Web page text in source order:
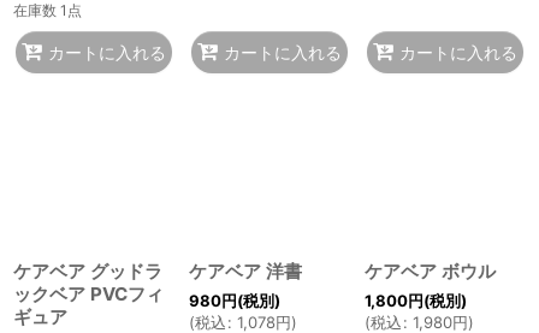
在庫数 1点
カートに入れる カートに入れる カートに入れる
ケアベア グッドラ
ックベア PVCフィ
ギュア
ケアベア 洋書
980円(税別)
(税込: 1,078円)
ケアベア ボウル
1,800円(税別)
(税込: 1,980円)